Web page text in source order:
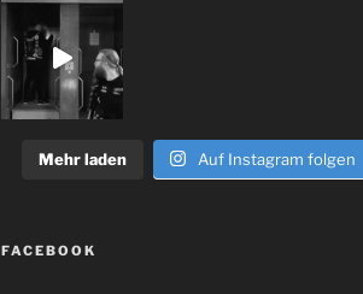
Mehr laden Auf Instagram folgen
FACEBOOK